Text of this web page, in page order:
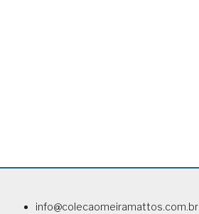
info@colecaomeiramattos.com.br